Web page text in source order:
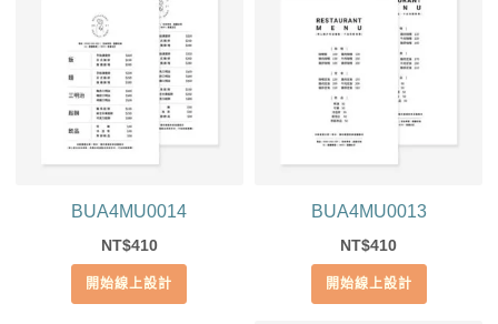
BUA4MU0014
NT$410
開始線上設計
BUA4MU0013
NT$410
開始線上設計